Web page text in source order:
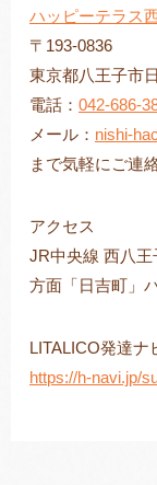
ハッピーテラス
〒193-0836
東京都八王子市
電話： 042-686-
メール： nishi-
まで気軽にご連
アクセス
JR中央線 西八
方面「日吉町」
LITALICO発達ナ
https://h-navi.jp/